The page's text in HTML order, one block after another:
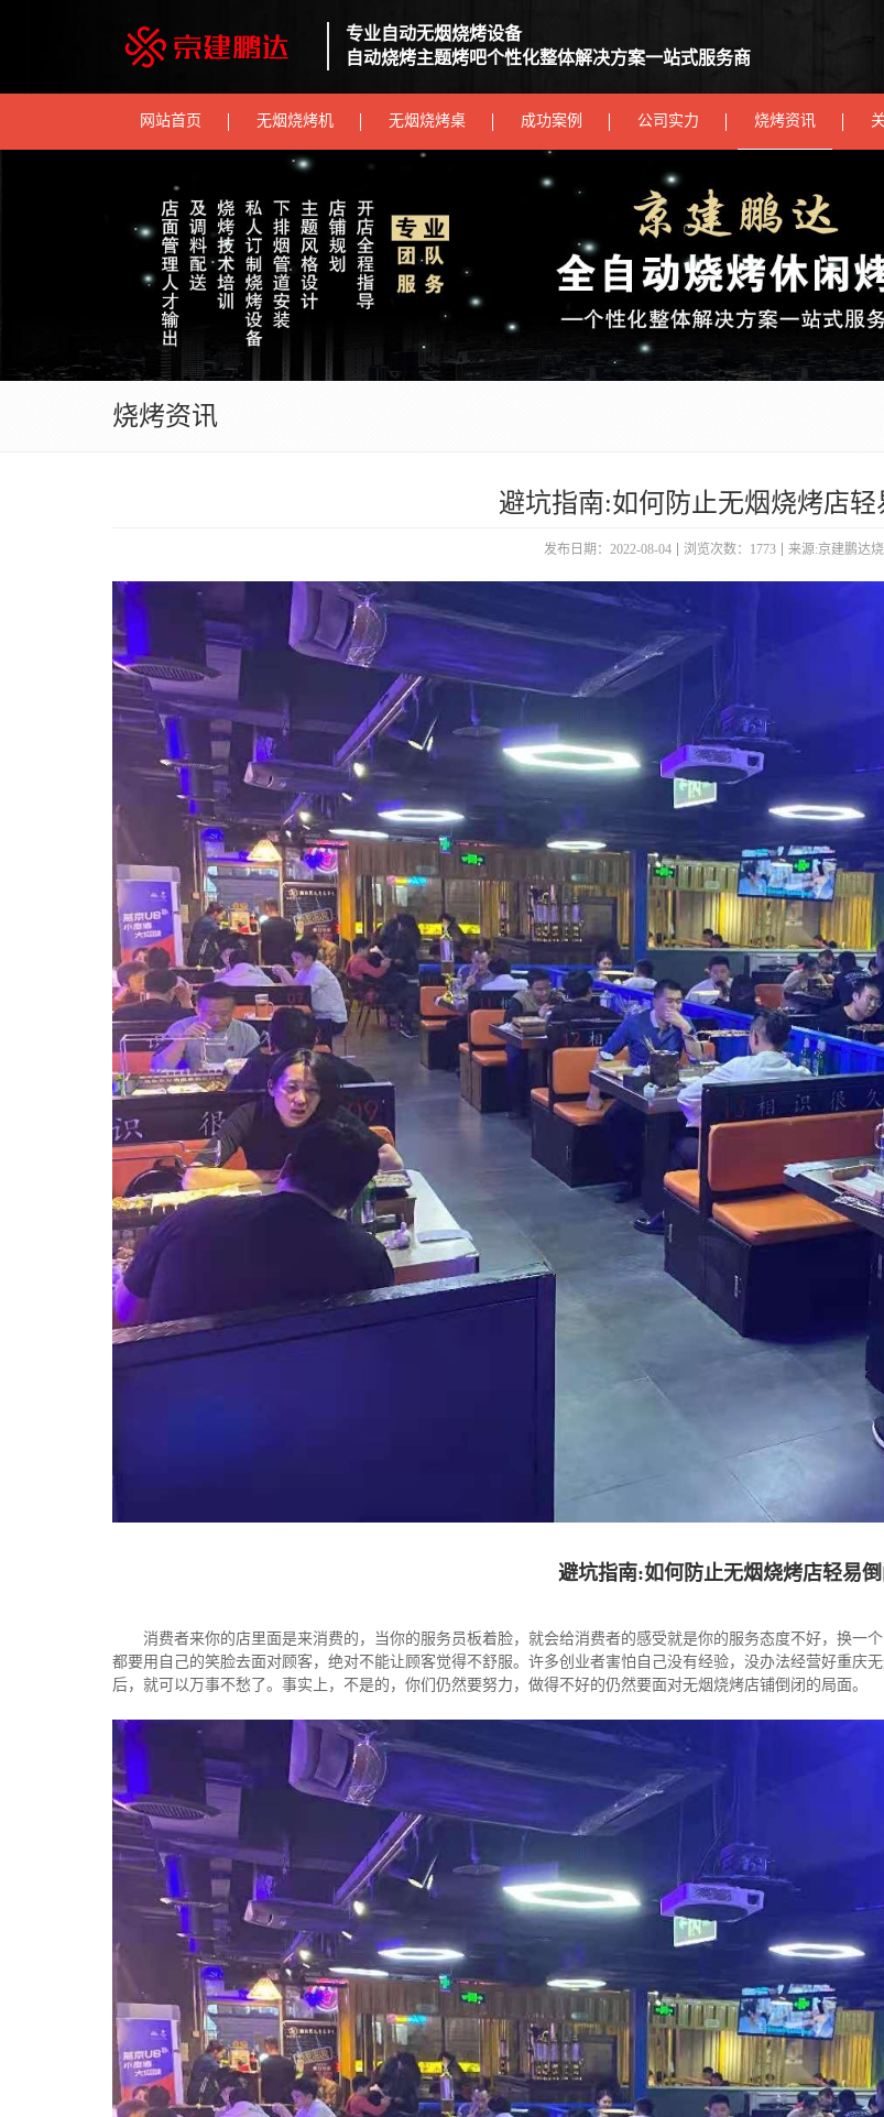
专业自动无烟烧烤设备
自动烧烤主题烤吧个性化整体解决方案一站式服务商
网站首页 无烟烧烤机 无烟烧烤桌 成功案例 公司实力 烧烤资讯
烧烤资讯
避坑指南:如何防止无烟烧烤店轻
发布日期：2022-08-04 浏览次数：1773 来源:京建鹏达
避坑指南:如何防止无烟烧烤店轻易倒
消费者来你的店里面是来消费的，当你的服务员板着脸，就会给消费者的感受就是你的服务态度不好，换一
都要用自己的笑脸去面对顾客，绝对不能让顾客觉得不舒服。许多创业者害怕自己没有经验，没办法经营好重庆
后，就可以万事不愁了。事实上，不是的，你们仍然要努力，做得不好的仍然要面对无烟烧烤店铺倒闭的局面。